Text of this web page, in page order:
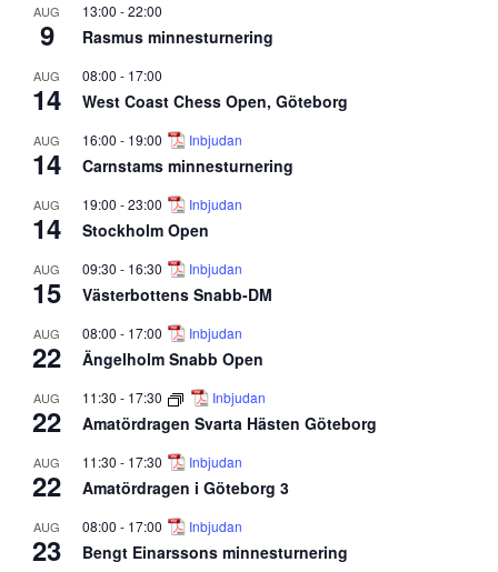
AUG
9
13:00 -22:00
Rasmus minnesturnering
AUG
14
08:00 - 17:00
West Coast Chess Open, Göteborg
AUG
14
16:00 - 19:00 Inbjudan
Carnstams minnesturnering
AUG
14
19:00 -23:00 Inbjudan
Stockholm Open
AUG
15
09:30 - 16:30 Inbjudan
Västerbottens Snabb-DM
AUG
22
08:00 - 17:00 Inbjudan
Ängelholm Snabb Open
AUG
22
11:30 - 17:30 Inbjudan
Amatördragen Svarta Hästen Göteborg
AUG
22
11:30 - 17:30 Inbjudan
Amatördragen i Göteborg 3
AUG
23
08:00 - 17:00 Inbjudan
Bengt Einarssons minnesturnering